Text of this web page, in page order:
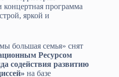
программа
яркой и
большая семья» снят
Ресурсом
содействия развитию
на базе